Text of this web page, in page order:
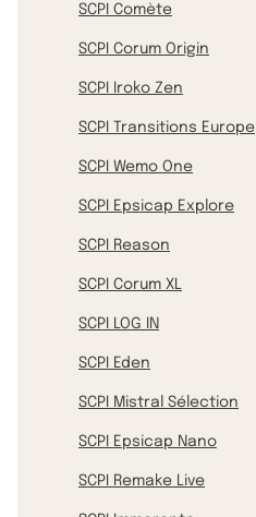
SCPI Comète
SCPI Corum Origin
SCPI Iroko Zen
SCPI Transitions Europe
SCPI Wemo One
SCPI Epsicap Explore
SCPI Reason
SCPI Corum XL
SCPI LOG IN
SCPI Eden
SCPI Mistral Sélection
SCPI Epsicap Nano
SCPI Remake Live